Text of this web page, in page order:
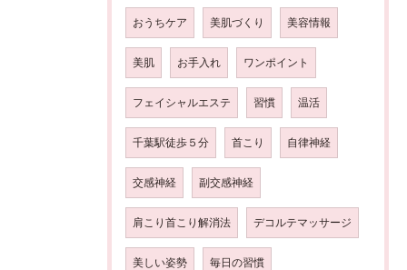
おうちケア 美肌づくり 美容情報
美肌 お手入れ ワンポイント
フェイシャルエステ 習慣 温活
千葉駅徒歩５分 首こり 自律神経
交感神経 副交感神経
肩こり首こり解消法 デコルテマッサージ
美しい姿勢 毎日の習慣